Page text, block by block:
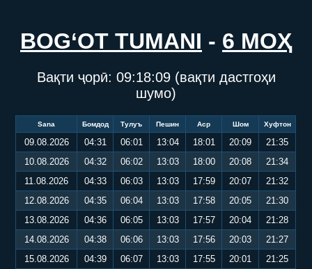
BOG‘OT TUMANI - 6 МОҲ
Вақти ҷорӣ: 09:18:10(вақти дастгоҳи
шумо)
Sana Бомдод Тулуъ Пешин Аср Шом Хуфтон
09.08.2026 04:31 06:01 13:04 18:01 20:09
21:35
10.08.2026
04:32 06:02 13:03 18:00 20:08
21:34
11.08.2026
04:33 06:03 13:03 17:59 20:07
21:32
12.08.2026
04:35 06:04 13:03 17:58 20:05
21:30
13.08.2026
04:36 06:05 13:03 17:57 20:04
21:28
14.08.2026
04:38 06:06 13:03 17:56 20:03
21:27
15.08.2026
04:39 06:07 13:03 17:55 20:01
21:25